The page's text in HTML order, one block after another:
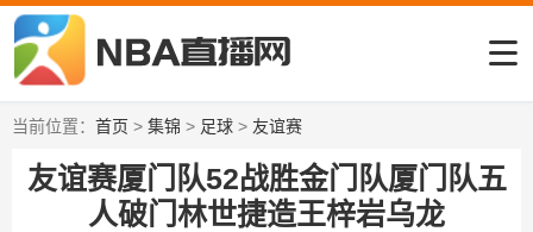
当前位置： 首页 > 集锦 > 足球 > 友谊赛
友谊赛厦门队52战胜金门队厦门队五
人破门林世捷造王梓岩乌龙